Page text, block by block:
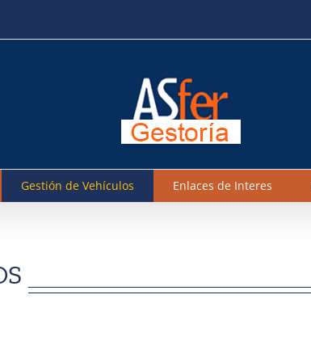
Gestión de Vehículos Enlaces de Interes